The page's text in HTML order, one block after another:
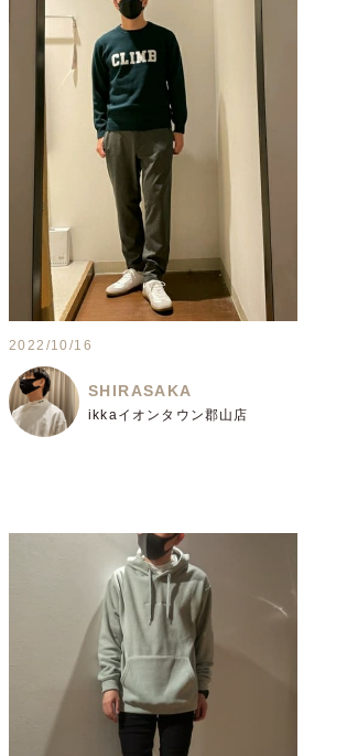
2022/10/16
SHIRASAKA
ikkaイオンタウン郡山店